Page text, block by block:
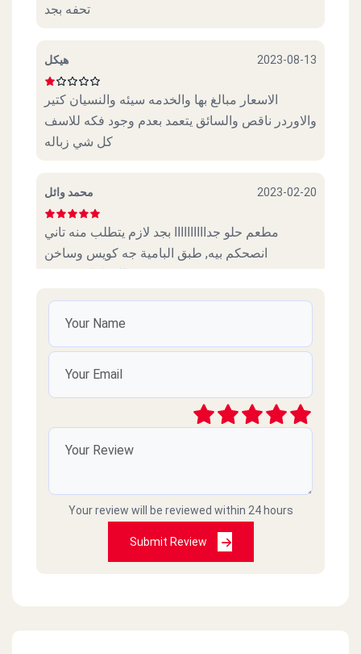
تحفه بجد
هيكل 2023-08-13
الاسعار مبالغ بها والخدمه سيئه والنسيان كتير
والاوردر ناقص والسائق يتعمد بعدم وجود فكه للاسف
كل شي زباله
محمد وائل 2023-02-20
مطعم حلو جداااااااااا بجد لازم يتطلب منه تاني
انصحكم بيه, طبق البامية جه كويس وساخن
والمعاملة كويسة
الدكتور عصام عبد الرحيم
واعتقد انه بقايا طعام وعند الاعتراض قال الموظف
بدون اكتراث سيكون الطعام في المره القادمه افضل
الاسعار مبالغ فيها ومختلفه عن المنيو هنا
Your review will be reviewed within 24 hours
Submit Review